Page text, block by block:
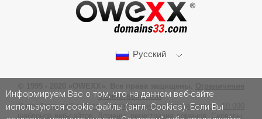
Информируем Вас о том, что на данном веб-сайте
используются cookie-файлы (англ. Cookies). Если Вы
Русский
ответственности.
Разработка веб-сайтов,Разработка интернет-магазинов,10.000
Домены, регистрация доменов Серверы